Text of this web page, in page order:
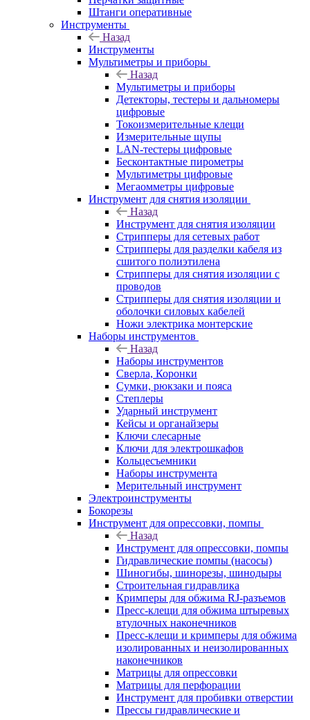
Штанги оперативные
Инструменты
Назад
Инструменты
Мультиметры и приборы
Назад
Мультиметры и приборы
Детекторы, тестеры и дальномеры
цифровые
Токоизмерительные клещи
Измерительные щупы
LAN-тестеры цифровые
Бесконтактные пирометры
Мультиметры цифровые
Мегаомметры цифровые
Инструмент для снятия изоляции
Назад
Инструмент для снятия изоляции
Стрипперы для сетевых работ
Стрипперы для разделки кабеля из
сшитого полиэтилена
Cтрипперы для снятия изоляции с
проводов
Стрипперы для снятия изоляции и
оболочки силовых кабелей
Ножи электрика монтерские
Наборы инструментов
Назад
Наборы инструментов
Сверла, Коронки
Сумки, рюкзаки и пояса
Степлеры
Ударный инструмент
Кейсы и органайзеры
Ключи слесарные
Ключи для электрошкафов
Кольцесъемники
Наборы инструмента
Мерительный инструмент
Электроинструменты
Бокорезы
Инструмент для опрессовки, помпы
Назад
Инструмент для опрессовки, помпы
Гидравлические помпы (насосы)
Шиногибы, шинорезы, шинодыры
Строительная гидравлика
Кримперы для обжима RJ-разъемов
Пресс-клещи для обжима штыревых
втулочных наконечников
Пресс-клещи и кримперы для обжима
изолированных и неизолированных
наконечников
Матрицы для опрессовки
Матрицы для перфорации
Инструмент для пробивки отверстии
Прессы гидравлические и